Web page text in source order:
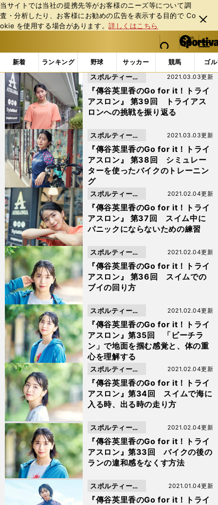
当サイトでは当社の提携先等がお客様のニーズ等について調
査・分析したり、お客様にお勧めの広告を表⽰する⽬的で Co
okie を使⽤する場合があります。詳しくはこちら
閉じ
る
web Sportiva (webスポルティーバ)
検索
マイペ
ー
ジ
メニュ
新着 ランキング 野球 サッカー 競馬 ゴ
b
ス
ポ
ル
テ
ィ
ー
バ
「#ホノルル」の最新ニュース・ 情報
『傳谷英里香のGo for it！トライ
アスロン』 第39回 トライアス
ロンへの挑戦を振り返る
2021.03.03更新
スポルティーバ
動画
『傳谷英里香のGo for it！トライ
アスロン』 第38回 シミュレー
ターを使ったバイクのトレーニン
グ
2021.03.03更新
スポルティーバ
動画
『傳谷英里香のGo for it！トライ
アスロン』 第37回 スイム中に
パニックにならないための練習
2021.02.04更新
スポルティーバ
動画
『傳谷英里香のGo for it！トライ
アスロン』 第36回 スイムでの
ブイの回り方
2021.02.04更新
スポルティーバ
動画
『傳谷英里香のGo for it！トライ
アスロン』第35回 「ビーチラ
ン」で地面を掴む感覚と、体の重
心を理解する
2021.02.04更新
スポルティーバ
動画
『傳谷英里香のGo for it！トライ
アスロン』第34回 スイムで海に
入る時、出る時の走り方
2021.02.04更新
スポルティーバ
動画
『傳谷英里香のGo for it！トライ
アスロン』第33回 バイクの後の
ランの違和感をなくす方法
2021.02.04更新
スポルティーバ
動画
『傳谷英里香のGo for it！トライ
2021.01.04更新
スポルティーバ
動画